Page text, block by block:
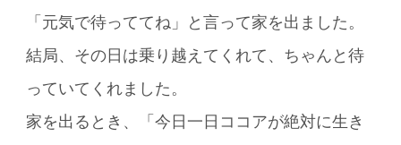
「元気で待っててね」と言って家を出ました。
結局、その日は乗り越えてくれて、ちゃんと待
っていてくれました。
家を出るとき、「今日一日ココアが絶対に生き